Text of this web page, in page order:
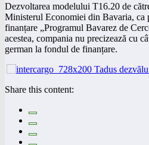
Dezvoltarea modelului T16.20 de
Ministerul Economiei din Bavaria, ca
finanțare „Programul Bavarez de
acestea, compania nu precizează cu
german la fondul de finanțare.
Share this content: